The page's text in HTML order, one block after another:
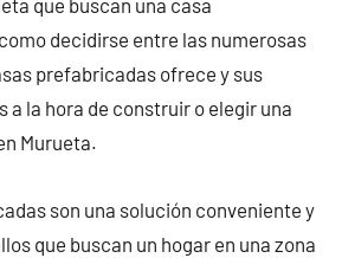
que buscan una casa
decidirse entre las numerosas
prefabricadas ofrece y sus
a la hora de construir o elegir una
Murueta.
son una solución conveniente y
que buscan un hogar en una zona